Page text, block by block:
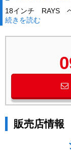
18インチ RAYS
プライマシー 225/
続きを読む
販売店情報